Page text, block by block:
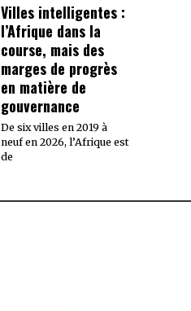
Villes intelligentes :
l’Afrique dans la
course, mais des
marges de progrès
en matière de
gouvernance
De six villes en 2019 à
neuf en 2026, l’Afrique est
de